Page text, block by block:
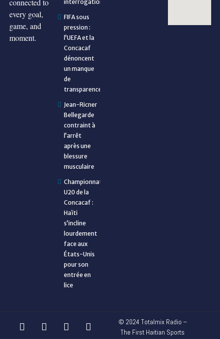
every goal,
game, and
moment.
interrogations
FIFA sous
pression :
l’UEFA et la
Concacaf
dénoncent
un manque
de
transparence
Jean-Ricner
Bellegarde
contraint à
l’arrêt
après une
blessure
musculaire
Championnat
U20 de la
Concacaf :
Haïti
s’incline
lourdement
face aux
États-Unis
pour son
entrée en
lice
© 2024 Totalmix Radio –
The First Haitian Sports